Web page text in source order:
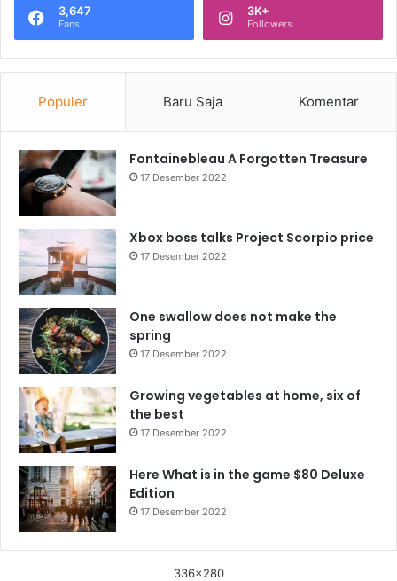
3,647
Fans
3K+
Followers
Populer Baru Saja Komentar
Fontainebleau A Forgotten Treasure
17 Desember 2022
Xbox boss talks Project Scorpio price
17 Desember 2022
One swallow does not make the
spring
17 Desember 2022
Growing vegetables at home, six of
the best
17 Desember 2022
Here What is in the game $80 Deluxe
Edition
17 Desember 2022
336x280